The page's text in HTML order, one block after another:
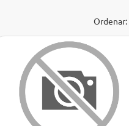
Ordenar: